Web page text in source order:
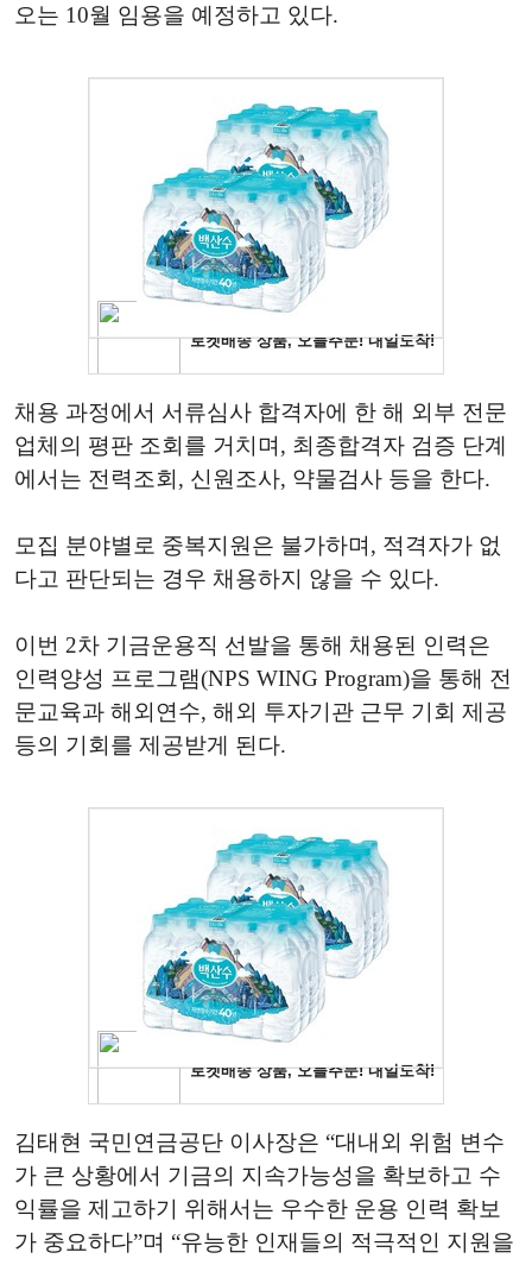
오는 10월 임용을 예정하고 있다.
채용 과정에서 서류심사 합격자에 한 해 외부 전문
업체의 평판 조회를 거치며, 최종합격자 검증 단계
에서는 전력조회, 신원조사, 약물검사 등을 한다.
모집 분야별로 중복지원은 불가하며, 적격자가 없
다고 판단되는 경우 채용하지 않을 수 있다.
이번 2차 기금운용직 선발을 통해 채용된 인력은
인력양성 프로그램(NPS WING Program)을 통해 전
문교육과 해외연수, 해외 투자기관 근무 기회 제공
등의 기회를 제공받게 된다.
김태현 국민연금공단 이사장은 “대내외 위험 변수
가 큰 상황에서 기금의 지속가능성을 확보하고 수
익률을 제고하기 위해서는 우수한 운용 인력 확보
가 중요하다”며 “유능한 인재들의 적극적인 지원을